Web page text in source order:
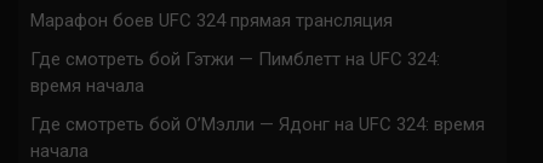
Марафон боев UFC 324 прямая трансляция
Где смотреть бой Гэтжи — Пимблетт на UFC 324:
время начала
Где смотреть бой О’Мэлли — Ядонг на UFC 324: время
начала